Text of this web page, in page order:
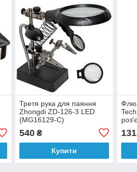
Третя рука для паяння
Zhongdi ZD-126-3 LED
(MG16129-С)
540₴
Купити
131